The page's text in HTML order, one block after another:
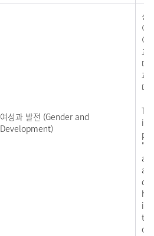
여성과 발전 (Gender and
Development)
성
이
이
교
다
과
다.